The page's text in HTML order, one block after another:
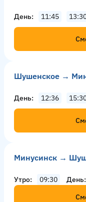
День 11:45
Шушенское →
День 12:36
Минусинск →
Утро 09:30 День